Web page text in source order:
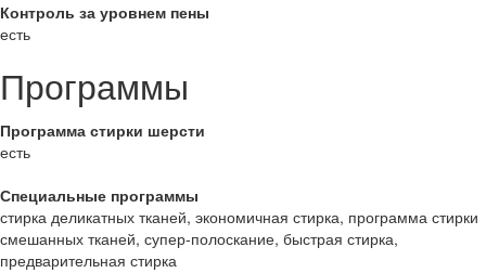
Контроль за уровнем пены
есть
Программы
Программа стирки шерсти
есть
Специальные программы
стирка деликатных тканей, экономичная стирка, программа стирки
смешанных тканей, супер-полоскание, быстрая стирка,
предварительная стирка